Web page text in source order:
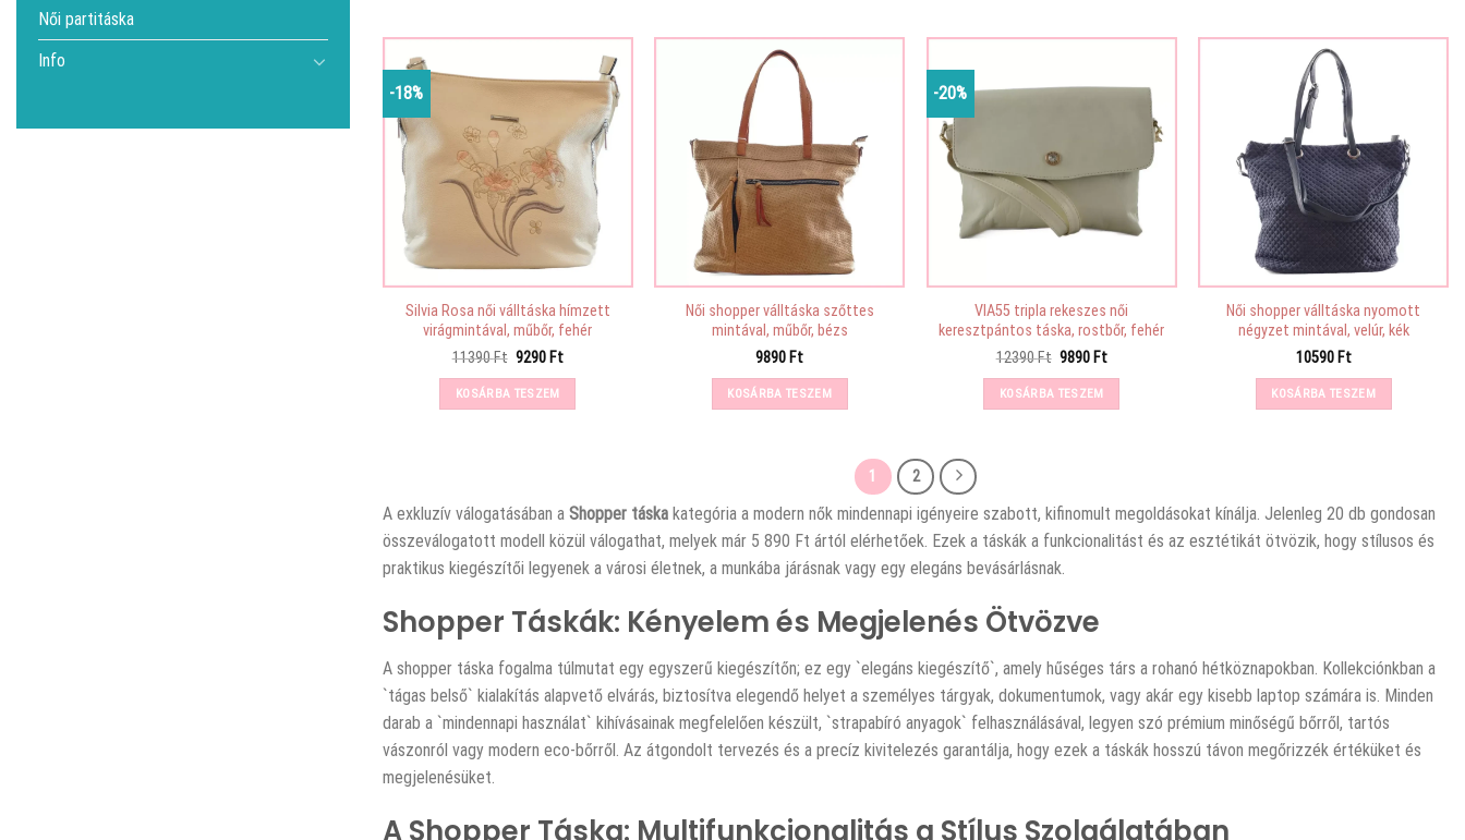
Női partitáska
Info
-18%
Silvia Rosa női válltáska hímzett
virágmintával, műbőr, fehér
11390Ft Original
was:
11390 Ft.
9290 FtCurrent
KOSÁRBA TESZEM
Női shopper válltáska szőttes
mintával, műbőr, bézs
9890 Ft
KOSÁRBA TESZEM
-20%
VIA55 tripla rekeszes női
keresztpántos táska, rostbőr, fehér
12390Ft Original
was:
12390 Ft.
9890 FtCurrent
KOSÁRBA TESZEM
Női shopper válltáska nyomott
négyzet mintával, velúr, kék
10590 Ft
KOSÁRBA TESZEM
1 2
A exkluzív válogatásában a Shopper táska kategória a modern nők mindennapi igényeire szabott, kifinomult megoldásokat kínálja. Jelenleg 20 db gondosan
összeválogatott modell közül válogathat, melyek már 5 890 Ft ártól elérhetőek. Ezek a táskák a funkcionalitást és az esztétikát ötvözik, hogy stílusos és
praktikus kiegészítői legyenek a városi életnek, a munkába járásnak vagy egy elegáns bevásárlásnak.
Shopper Táskák: Kényelem és Megjelenés Ötvözve
A shopper táska fogalma túlmutat egy egyszerű kiegészítőn; ez egy `elegáns kiegészítő`, amely hűséges társ a rohanó hétköznapokban. Kollekciónkban a
`tágas belső` kialakítás alapvető elvárás, biztosítva elegendő helyet a személyes tárgyak, dokumentumok, vagy akár egy kisebb laptop számára is. Minden
darab a `mindennapi használat` kihívásainak megfelelően készült, `strapabíró anyagok` felhasználásával, legyen szó prémium minőségű bőrről, tartós
vászonról vagy modern eco-bőrről. Az átgondolt tervezés és a precíz kivitelezés garantálja, hogy ezek a táskák hosszú távon megőrizzék értéküket és
megjelenésüket.
A Shopper Táska: Multifunkcionalitás a Stílus Szolgálatában